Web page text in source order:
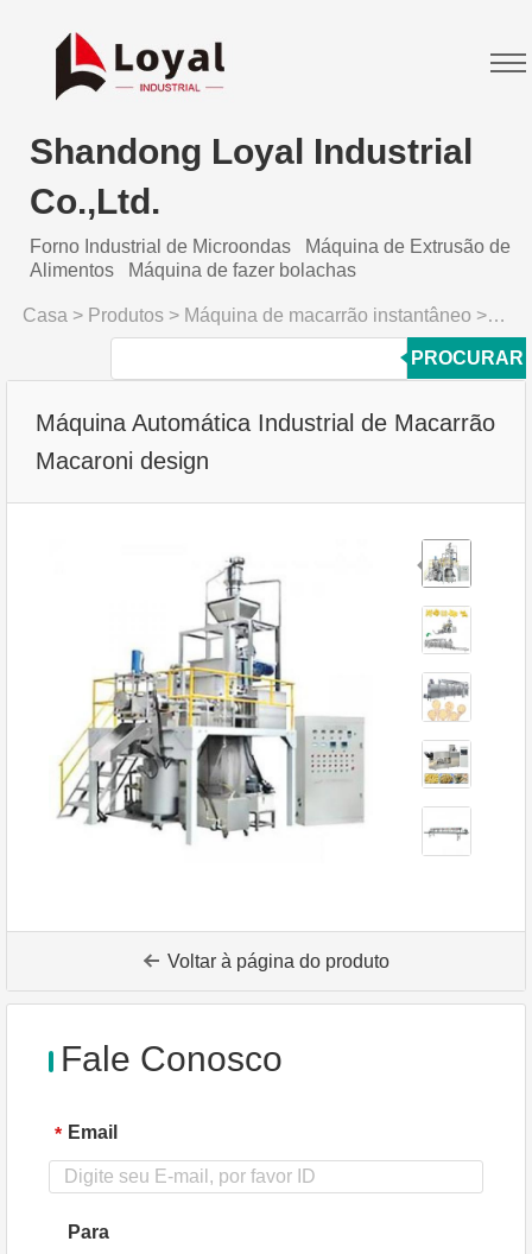
Shandong Loyal Industrial
Co.,Ltd.
Forno Industrial de Microondas
Máquina de Extrusão de
Alimentos
Máquina de fazer bolachas
Casa > Produtos > Máquina de macarrão instantâneo >
PROCURAR
Máquina Automática Industrial de Macarrão
Macaroni design
Voltar à página do produto
Fale Conosco
* Email
Para